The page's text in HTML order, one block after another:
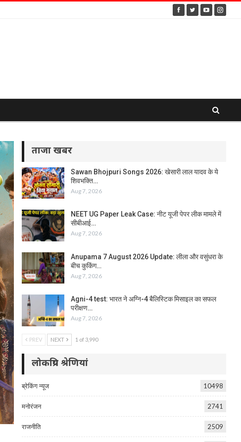
ताजा खबर
Sawan Bhojpuri Songs 2026: खेसारी लाल यादव के ये
शिवभक्ति…
Aug 7, 2026
NEET UG Paper Leak Case: नीट यूजी पेपर लीक मामले में
सीबीआई…
Aug 7, 2026
Anupama 7 August 2026 Update: लीला और वसुंधरा के
बीच कुकिंग…
Aug 7, 2026
Agni-4 test: भारत ने अग्नि-4 बैलिस्टिक मिसाइल का सफल
परीक्षण…
Aug 7, 2026
PREV NEXT 1 of 3,990
लोकप्रिय श्रेणियां
ब्रेकिंग न्यूज 10498
मनोरंजन 2741
राजनीति 2509